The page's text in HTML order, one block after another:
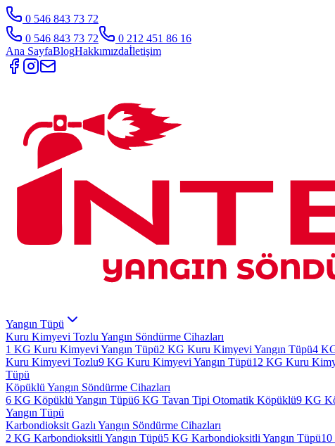
0 546 843 73 72
0 546 843 73 72
0 212 451 86 16
Ana SayfaBlogHakkımızdaİletişim
Yangın Tüpü
Kuru Kimyevi Tozlu Yangın Söndürme Cihazları
1 KG Kuru Kimyevi Yangın Tüpü2 KG Kuru Kimyevi Yangın Tüpü4
Kuru Kimyevi Tozlu9 KG Kuru Kimyevi Yangın Tüpü12 KG Kuru
Tüpü
Köpüklü Yangın Söndürme Cihazları
6 KG Köpüklü Yangın Tüpü6 KG Tavan Tipi Otomatik Köpüklü9 KG
Yangın Tüpü
Karbondioksit Gazlı Yangın Söndürme Cihazları
2 KG Karbondioksitli Yangın Tüpü5 KG Karbondioksitli Yangın Tüpü10